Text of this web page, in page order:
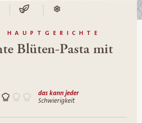
HAUPTGERICHTE
Blüten-Pasta mit
das kann jeder
Schwierigkeit